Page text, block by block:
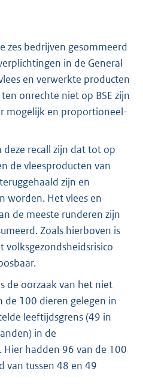
zes bedrijven gesommeerd
in de General
en verwerkte producten
onrechte niet op BSE zijn
mogelijk en proportioneel-
deze recall zijn dat tot op
de vleesproducten van
zijn en
worden. Het vlees en
de meeste runderen zijn
Zoals hierboven is
volksgezondsheidsrisico
de oorzaak van het niet
de 100 dieren gelegen in
leeftijdsgrens (49 in
in de
Hier hadden 96 van de 100
van tussen 48 en 49